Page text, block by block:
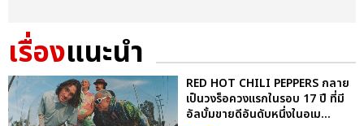
เรื่องแนะนำ
RED HOT CHILI PEPPERS กลาย
เป็นวงร็อควงแรกในรอบ 17 ปี ที่มี
อัลบั้มขายดีอันดับหนึ่งในอเม...